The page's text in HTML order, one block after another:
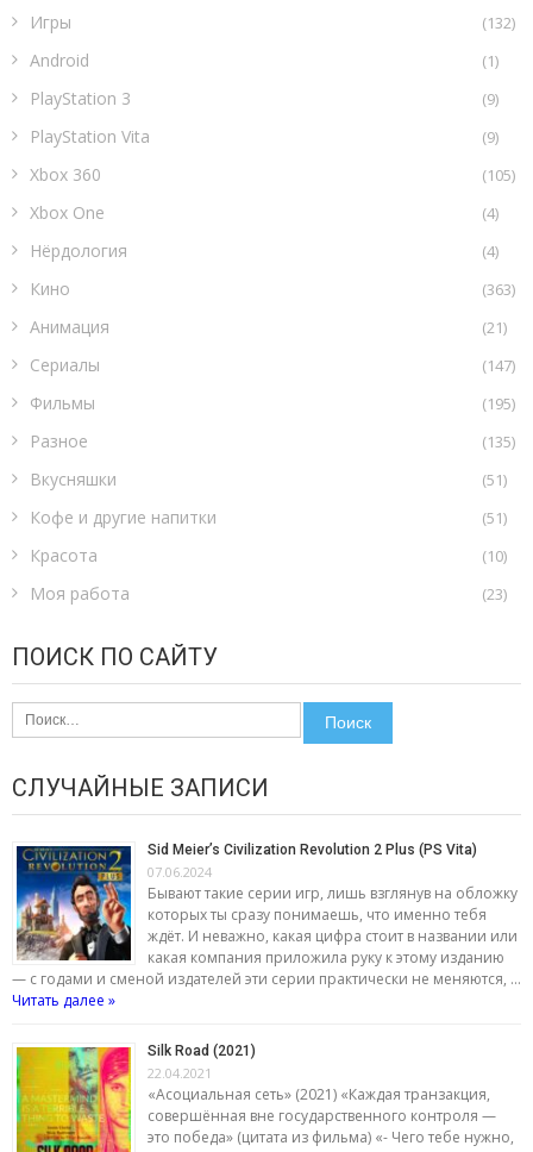
Игры (132)
Android (1)
PlayStation 3 (9)
PlayStation Vita (9)
Xbox 360 (105)
Xbox One (4)
Нёрдология (4)
Кино (363)
Анимация (21)
Сериалы (147)
Фильмы (195)
Разное (135)
Вкусняшки (51)
Кофе и другие напитки (51)
Красота (10)
Моя работа (23)
ПОИСК ПО САЙТУ
Найти:
СЛУЧАЙНЫЕ ЗАПИСИ
Sid Meier’s Civilization Revolution 2 Plus (PS Vita)
07.06.2024
Бывают такие серии игр, лишь взглянув на обложку
которых ты сразу понимаешь, что именно тебя
ждёт. И неважно, какая цифра стоит в названии или
какая компания приложила руку к этому изданию
— с годами и сменой издателей эти серии практически не меняются, …
Читать далее »
Silk Road (2021)
22.04.2021
«Асоциальная сеть» (2021) «Каждая транзакция,
совершённая вне государственного контроля —
это победа» (цитата из фильма) «- Чего тебе нужно,